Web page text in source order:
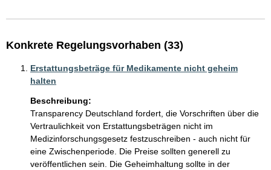
Konkrete Regelungsvorhaben (33)
Erstattungsbeträge für Medikamente nicht geheim
halten
Beschreibung:
Transparency Deutschland fordert, die Vorschriften über die
Vertraulichkeit von Erstattungsbeträgen nicht im
Medizinforschungsgesetz festzuschreiben - auch nicht für
eine Zwischenperiode. Die Preise sollten generell zu
veröffentlichen sein. Die Geheimhaltung sollte in der